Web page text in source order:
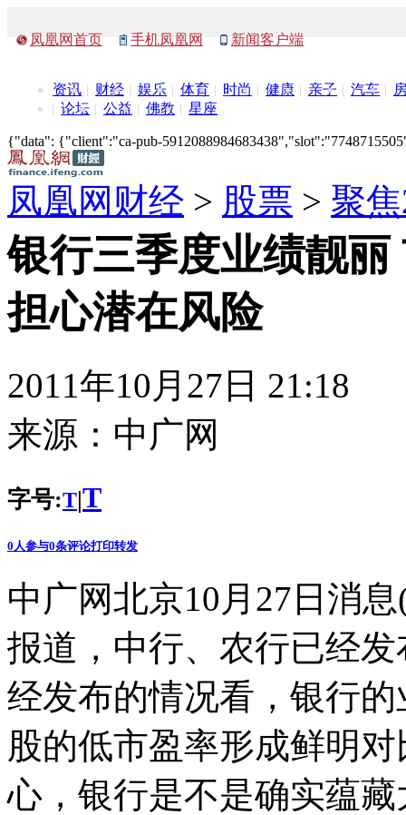
凤凰网首页 手机凤凰网 新闻客户端
资讯 财经 娱乐 体育 时尚 健康 亲子 汽车
论坛
公益 佛教 星座
{"data": {"client":"ca-pub-
凤凰网财经 > 股票 > 聚
银行三季度业绩靓丽
担心潜在风险
2011年10月27日 21:18
来源： 中广网
字号:T|T
0 人参与0条评论打印转发
中广网北京10月27日消
报道，中行、农行已经
经发布的情况看，银行
股的低市盈率形成鲜明
心，银行是不是确实蕴